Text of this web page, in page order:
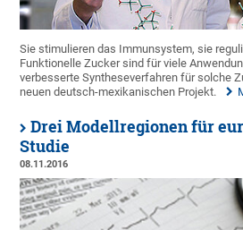
Sie stimulieren das Immunsystem, sie
Funktionelle Zucker sind für viele
verbesserte Syntheseverfahren für solche
neuen deutsch-mexikanischen Projekt.
Drei Modellregionen für
Studie
08.11.2016